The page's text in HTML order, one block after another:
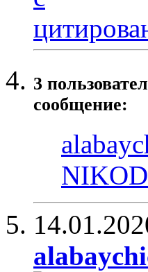
3
сообщение: